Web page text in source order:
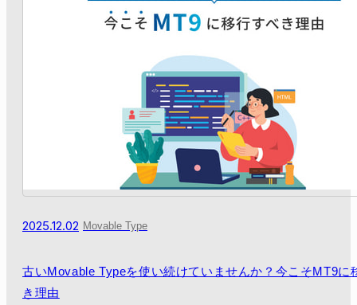
2025.12.02 Movable Type
古いMovable Typeを使い続けていませんか？今こそMT9に
き理由